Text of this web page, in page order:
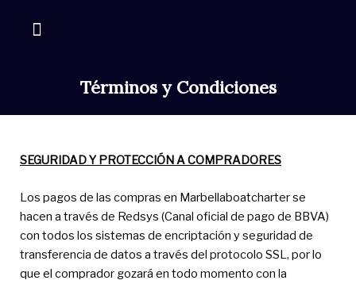
Términos y Condiciones
SEGURIDAD Y PROTECCIÓN A COMPRADORES
Los pagos de las compras en Marbellaboatcharter se
hacen a través de Redsys (Canal oficial de pago de BBVA)
con todos los sistemas de encriptación y seguridad de
transferencia de datos a través del protocolo SSL, por lo
que el comprador gozará en todo momento con la